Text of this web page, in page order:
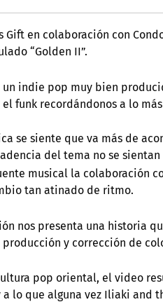
Gift en colaboración con
“Golden II”.
indie pop muy bien
funk recordándonos a lo
se siente que va más de
del tema no se
musical la colaboración
tan atinado de ritmo.
nos presenta una historia
y corrección de
pop oriental, el video
lo que alguna vez Iliaki and